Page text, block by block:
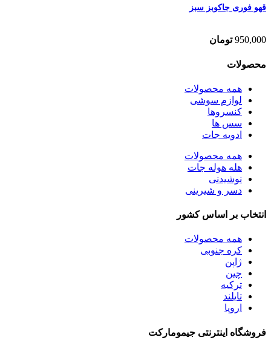
قهو فوری جاکوبز سبز
950,000 تومان
محصولات
همه محصولات
لوازم سوشی
کنسروها
سس ها
ادویه جات
همه محصولات
هله هوله جات
نوشیدنی
دسر و شیرینی
انتخاب بر اساس کشور
همه محصولات
کره جنوبی
ژاپن
چین
ترکیه
تایلند
اروپا
فروشگاه اینترنتی جیمومارکت